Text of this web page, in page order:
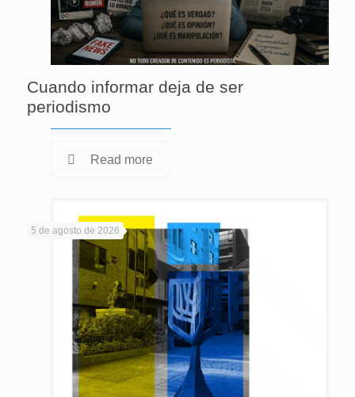
Cuando informar deja de ser
periodismo
Read more
5 de agosto de 2026